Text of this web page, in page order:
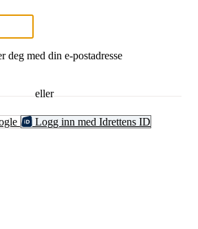
deg med din e-postadresse
eller
Logg inn med Idrettens ID